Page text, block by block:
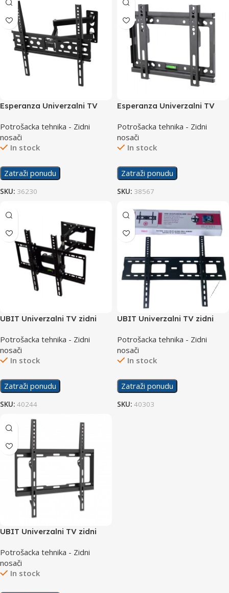
Esperanza Univerzalni TV
Potrošacka tehnika - Zidni
nosači
In stock
Zatraži ponudu
SKU: 36230
Esperanza Univerzalni TV
14″-50″
Potrošacka tehnika - Zidni
nosači
In stock
Zatraži ponudu
SKU: 38567
UBIT Univerzalni TV zidni
Potrošacka tehnika - Zidni
nosači
In stock
Zatraži ponudu
SKU: 40244
UBIT Univerzalni TV zidni
Potrošacka tehnika - Zidni
nosači
In stock
Zatraži ponudu
SKU: 40303
UBIT Univerzalni TV zidni
Potrošacka tehnika - Zidni
nosači
In stock